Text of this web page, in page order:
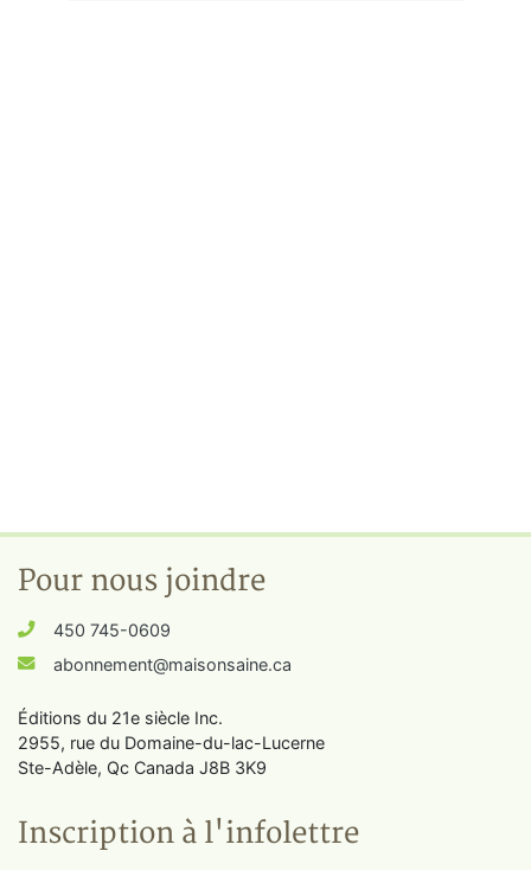
Pour nous joindre
450 745-0609
abonnement@maisonsaine.ca
Éditions du 21e siècle Inc.
2955, rue du Domaine-du-lac-Lucerne
Ste-Adèle, Qc Canada J8B 3K9
Inscription à l'infolettre